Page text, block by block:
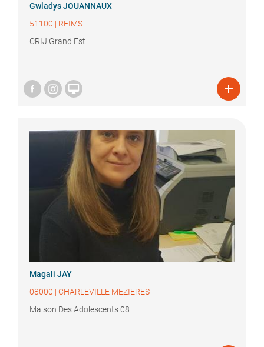
GwladysJOUANNAUX
51100 | REIMS
CRIJ Grand Est
 
Magali JAY
08000 | CHARLEVILLE MEZIERES
Maison Des Adolescents 08